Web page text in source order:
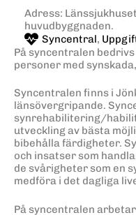
Adress:
huvudbyggnaden.
Syncentral,
På syncentralen
personer med
Syncentralen finns i
länsövergripande.
synrehabilitering/
utveckling av bästa
bibehålla färdigheter.
och insatser som
de svårigheter som en
medföra i det dagliga
På syncentralen